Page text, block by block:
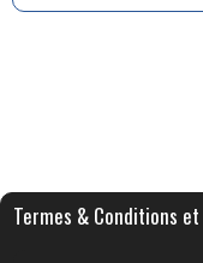
Termes & Conditions